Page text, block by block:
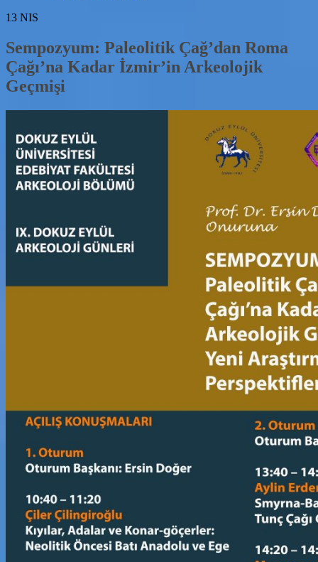
13 NIS
Sempozyum: Paleolitik Çağ’dan Roma
Çağı’na Kadar İzmir’in Arkeolojik
Geçmişi